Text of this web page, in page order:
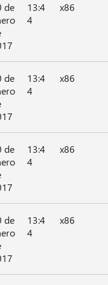
de
13:4
4
x86
de
13:4
4
x86
de
13:4
4
x86
de
13:4
4
x86